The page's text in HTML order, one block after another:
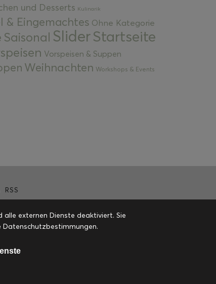
und Desserts Kulinarik
& Eingemachtes Ohne Kategorie
Saisonal SliderStartseite
Vorspeisen & Suppen
Weihnachten Workshops & Events
RSS
externen Dienste deaktiviert. Sie
Datenschutzbestimmungen.